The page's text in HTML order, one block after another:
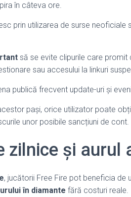
în câteva ore.
prin utilizarea de surse
să se evite clipurile care promit
sau accesului la linkuri
publică frecvent update-uri și
pași, orice utilizator poate
unor posibile sancțiuni de cont.
zilnice și aurul
, jucătorii Free Fire pot beneficia de
în diamante fără costuri reale.